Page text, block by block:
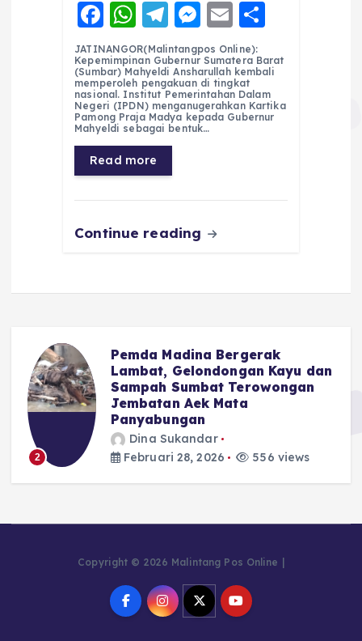
F
a
c
e
b
o
o
k
W
h
a
ts
A
p
p
T
el
e
g
r
a
m
M
e
ss
e
n
E
m
ai
l
a
re
JATINANGOR(Malintangpos Online):
Kepemimpinan Gubernur Sumatera Barat
(Sumbar) Mahyeldi Ansharullah kembali
memperoleh pengakuan di tingkat
nasional. Institut Pemerintahan Dalam
Negeri (IPDN) menganugerahkan Kartika
Pamong Praja Madya kepada Gubernur
Mahyeldi sebagai bentuk…
Read more
Continue reading
2
Pemda Madina Bergerak
Lambat, Gelondongan Kayu dan
Sampah Sumbat Terowongan
Jembatan Aek Mata
Panyabungan
Dina Sukandar
Februari 28, 2026
556 views
Copyright © 2026 Malintang Pos Online |